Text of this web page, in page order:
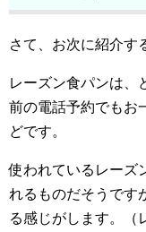
さて、お次に紹介す
レーズン食パンは、
前の電話予約でもお
どです。
使われているレーズ
れるものだそうです
る感じがします。（